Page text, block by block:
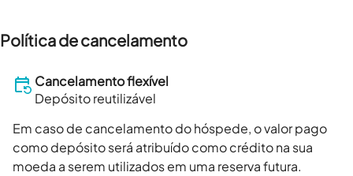
Política de cancelamento
Cancelamento flexível
Depósito reutilizável
Em caso de cancelamento do hóspede, o valor pago
como depósito será atribuído como crédito na sua
moeda a serem utilizados em uma reserva futura.